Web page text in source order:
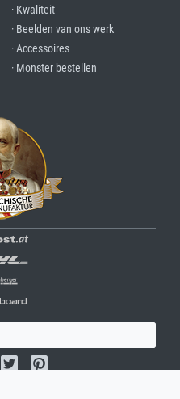
· Kwaliteit
· Beelden van ons werk
· Accessoires
· Monster bestellen